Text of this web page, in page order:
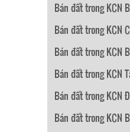
Bán đất trong KCN
Bán đất trong KCN
Bán đất trong KCN
Bán đất trong KCN
Bán đất trong KCN
Bán đất trong KCN